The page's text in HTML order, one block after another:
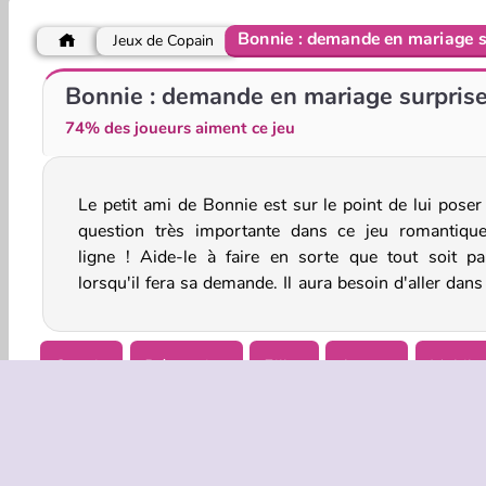
Love Tester
Jeux de Copain Bonnie : demande en mariage
Bonnie : demande en mariage surprise
74% des joueurs aiment ce jeu
Le petit ami de Bonnie est sur le point de lui poser
question très importante dans ce jeu
ligne ! Aide-le à faire en sorte que tout soit
lorsqu'il fera sa demande. Il aura besoin d'aller
bijouterie pour trouver une bague à la bonne taille et
Copain Décoration Filles Amour Mobile